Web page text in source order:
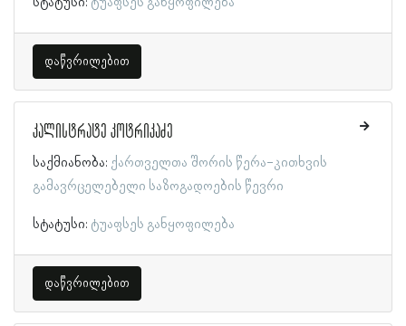
დაწვრილებით
კალისტრატე კოტრიკაძე
საქმიანობა: ქართველთა შორის წერა-კითხვის
გამავრცელებელი საზოგადოების წევრი
სტატუსი: ტუაფსეს განყოფილება
დაწვრილებით